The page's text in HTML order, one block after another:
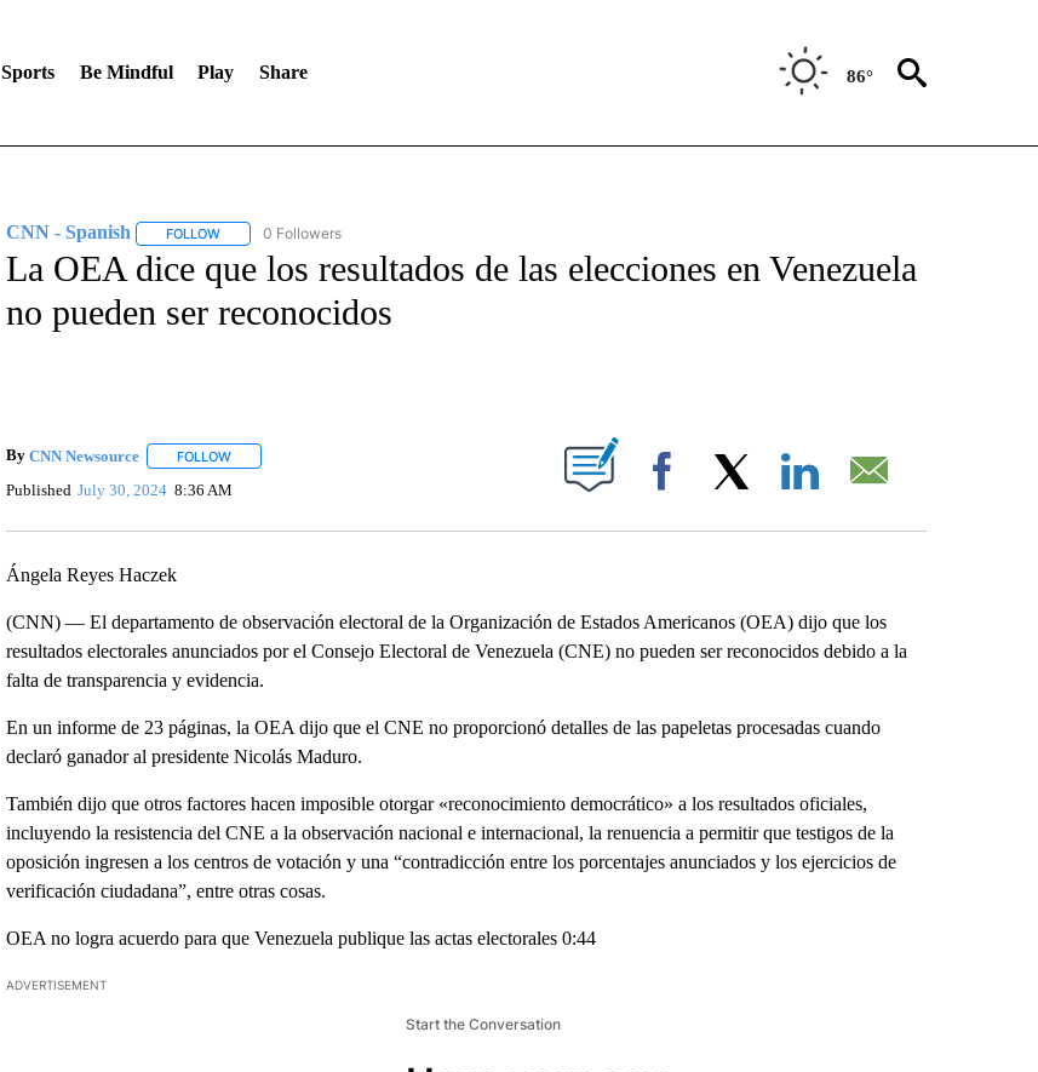
Sports Be Mindful Play Share 86°
CNN - Spanish FOLLOWFOLLOW "CNN - SPANISH" TO RECEIVE NOTIFICATIONS ABOUT NEW PAGES ON "CNN - SPANISH".
0 Followers
La OEA dice que los resultados de las elecciones en Venezuela
no pueden ser reconocidos
By CNN Newsource FOLLOWFOLLOW "" TO RECEIVE NOTIFICATIONS ABOUT NEW PAGES ON "".
Published July 30, 2024 8:36 AM Facebook
Ángela Reyes Haczek
(CNN) — El departamento de observación electoral de la Organización de Estados Americanos (OEA) dijo que los
resultados electorales anunciados por el Consejo Electoral de Venezuela (CNE) no pueden ser reconocidos debido a la
falta de transparencia y evidencia.
En un informe de 23 páginas, la OEA dijo que el CNE no proporcionó detalles de las papeletas procesadas cuando
declaró ganador al presidente Nicolás Maduro.
También dijo que otros factores hacen imposible otorgar «reconocimiento democrático» a los resultados oficiales,
incluyendo la resistencia del CNE a la observación nacional e internacional, la renuencia a permitir que testigos de la
oposición ingresen a los centros de votación y una “contradicción entre los porcentajes anunciados y los ejercicios de
verificación ciudadana”, entre otras cosas.
OEA no logra acuerdo para que Venezuela publique las actas electorales 0:44
ADVERTISEMENT
Start the Conversation